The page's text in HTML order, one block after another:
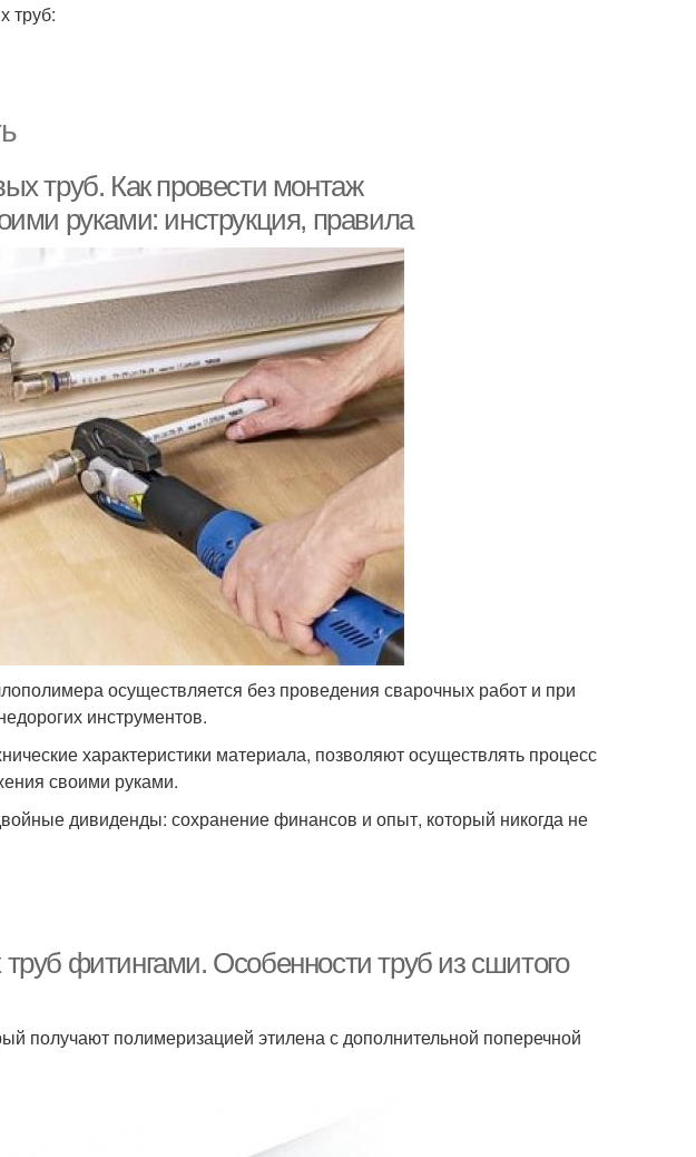
труб:
труб. Как провести монтаж
руками: инструкция, правила
осуществляется без проведения сварочных работ и при
инструментов.
характеристики материала, позволяют осуществлять процесс
своими руками.
дивиденды: сохранение финансов и опыт, который никогда не
фитингами. Особенности труб из сшитого
получают полимеризацией этилена с дополнительной поперечной